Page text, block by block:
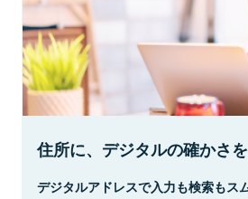
住所に、デジタルの確かさを
デジタルアドレスで入力も検索もス